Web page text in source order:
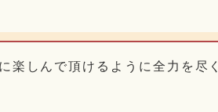
楽しんで頂けるように全力を尽